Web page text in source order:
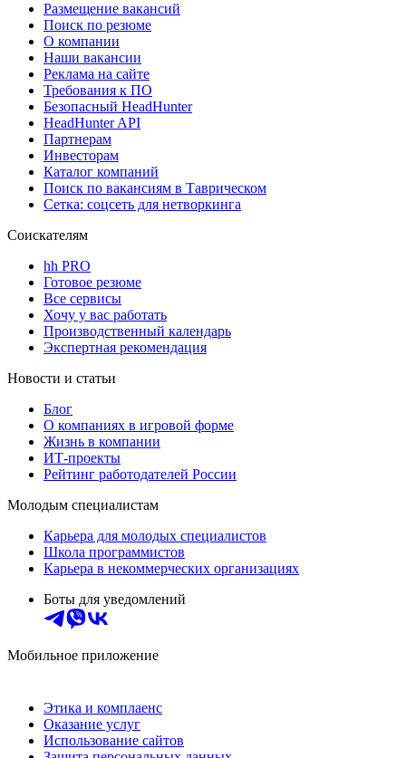
Размещение вакансий
Поиск по резюме
О компании
Наши вакансии
Реклама на сайте
Требования к ПО
Безопасный HeadHunter
HeadHunter API
Партнерам
Инвесторам
Каталог компаний
Поиск по вакансиям в Таврическом
Сетка: соцсеть для нетворкинга
Соискателям
hh PRO
Готовое резюме
Все сервисы
Хочу у вас работать
Производственный календарь
Экспертная рекомендация
Новости и статьи
Блог
О компаниях в игровой форме
Жизнь в компании
ИТ-проекты
Рейтинг работодателей России
Молодым специалистам
Карьера для молодых специалистов
Школа программистов
Карьера в некоммерческих организациях
Боты для уведомлений
Мобильное приложение
Этика и комплаенс
Оказание услуг
Использование сайтов